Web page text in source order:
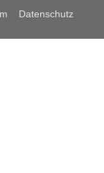
Datenschutz